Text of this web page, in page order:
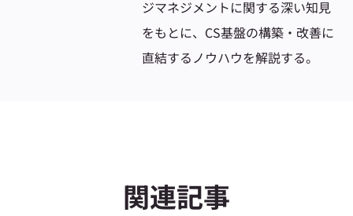
ジマネジメントに関する深い知見
をもとに、CS基盤の構築・改善に
直結するノウハウを解説する。
関連記事